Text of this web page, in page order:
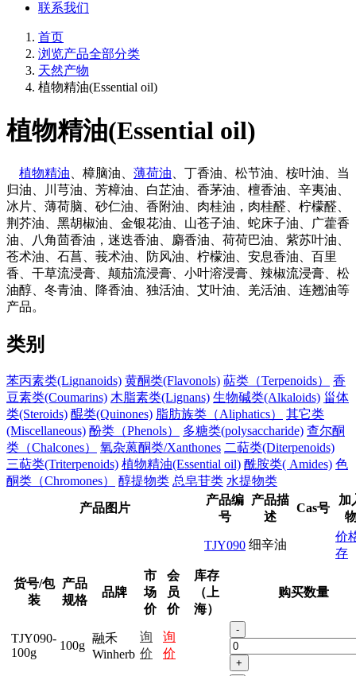
联系我们
首页
浏览产品全部分类
天然产物
植物精油(Essential oil)
植物精油(Essential oil)
植物精油 、樟脑油、 薄荷油 、丁香油、松节油、桉叶油、当
归油、川芎油、芳樟油、白芷油、香茅油、檀香油、辛夷油、
冰片、薄荷脑、砂仁油、香附油、肉桂油，肉桂醛、柠檬醛、
荆芥油、黑胡椒油、金银花油、山苍子油、蛇床子油、广藿香
油、八角茴香油，迷迭香油、麝香油、荷荷巴油、紫苏叶油、
苍术油、石菖、莪术油、防风油、柠檬油、安息香油、百里
香、干草流浸膏、颠茄流浸膏、小叶溶浸膏、辣椒流浸膏、松
油醇、冬青油、降香油、独活油、艾叶油、羌活油、连翘油等
产品。
类别
苯丙素类(Lignanoids) 黄酮类(Flavonols) 萜类（Terpenoids）
香
豆素类(Coumarins) 木脂素类(Lignans) 生物碱类(Alkaloids) 甾体
类(Steroids) 醌类(Quinones) 脂肪族类（Aliphatics）
其它类
(Miscellaneous) 酚类（Phenols） 多糖类(polysaccharide) 查尔酮
类（Chalcones）
氧杂蒽酮类/Xanthones 二萜类(Diterpenoids)
三萜类(Triterpenoids) 植物精油(Essential oil) 酰胺类( Amides) 色
酮类（Chromones）
醇提物类 总皂苷类 水提物类
产品图片
产品编
号
产品描
述
Cas号
加
TJY090 细辛油
价
存
货号/包
装
产品
规格
品牌
市
场
价
会
员
价
库存
（上
海）
购买数量
TJY090-
100g
100g
融禾
Winherb
询
价
询
价
-
+